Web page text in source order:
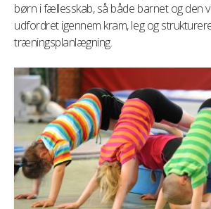
børn i fællesskab, så både barnet og den
udfordret igennem kram, leg og
træningsplanlægning.